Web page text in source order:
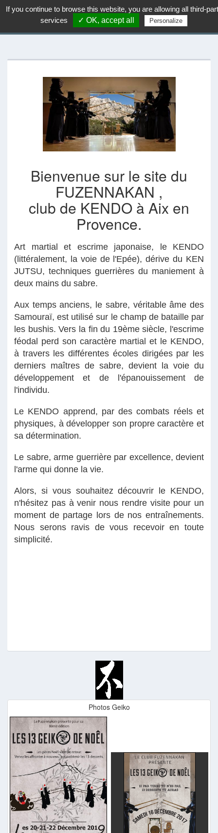
uzennakan
Bienvenue sur le site du
FUZENNAKAN ,
club de KENDO à Aix en
Provence.
Art martial et escrime japonaise, le KENDO
(littéralement, la voie de l'Epée), dérive du KEN
JUTSU, techniques guerrières du maniement à
deux mains du sabre.
Aux temps anciens, le sabre, véritable âme des
Samouraï, est utilisé sur le champ de bataille par
les bushis. Vers la fin du 19ème siècle, l'escrime
féodal perd son caractère martial et le KENDO,
à travers les différentes écoles dirigées par les
derniers maîtres de sabre, devient la voie du
développement et de l'épanouissement de
l'individu.
Le KENDO apprend, par des combats réels et
physiques, à développer son propre caractère et
sa détermination.
Le sabre, arme guerrière par excellence, devient
l'arme qui donne la vie.
Alors, si vous souhaitez découvrir le KENDO,
n'hésitez pas à venir nous rendre visite pour un
moment de partage lors de nos entraînements.
Nous serons ravis de vous recevoir en toute
simplicité.
Photos Geiko
If you continue to browse this website, you are allowing all third-
services
✓ OK, accept all Personalize